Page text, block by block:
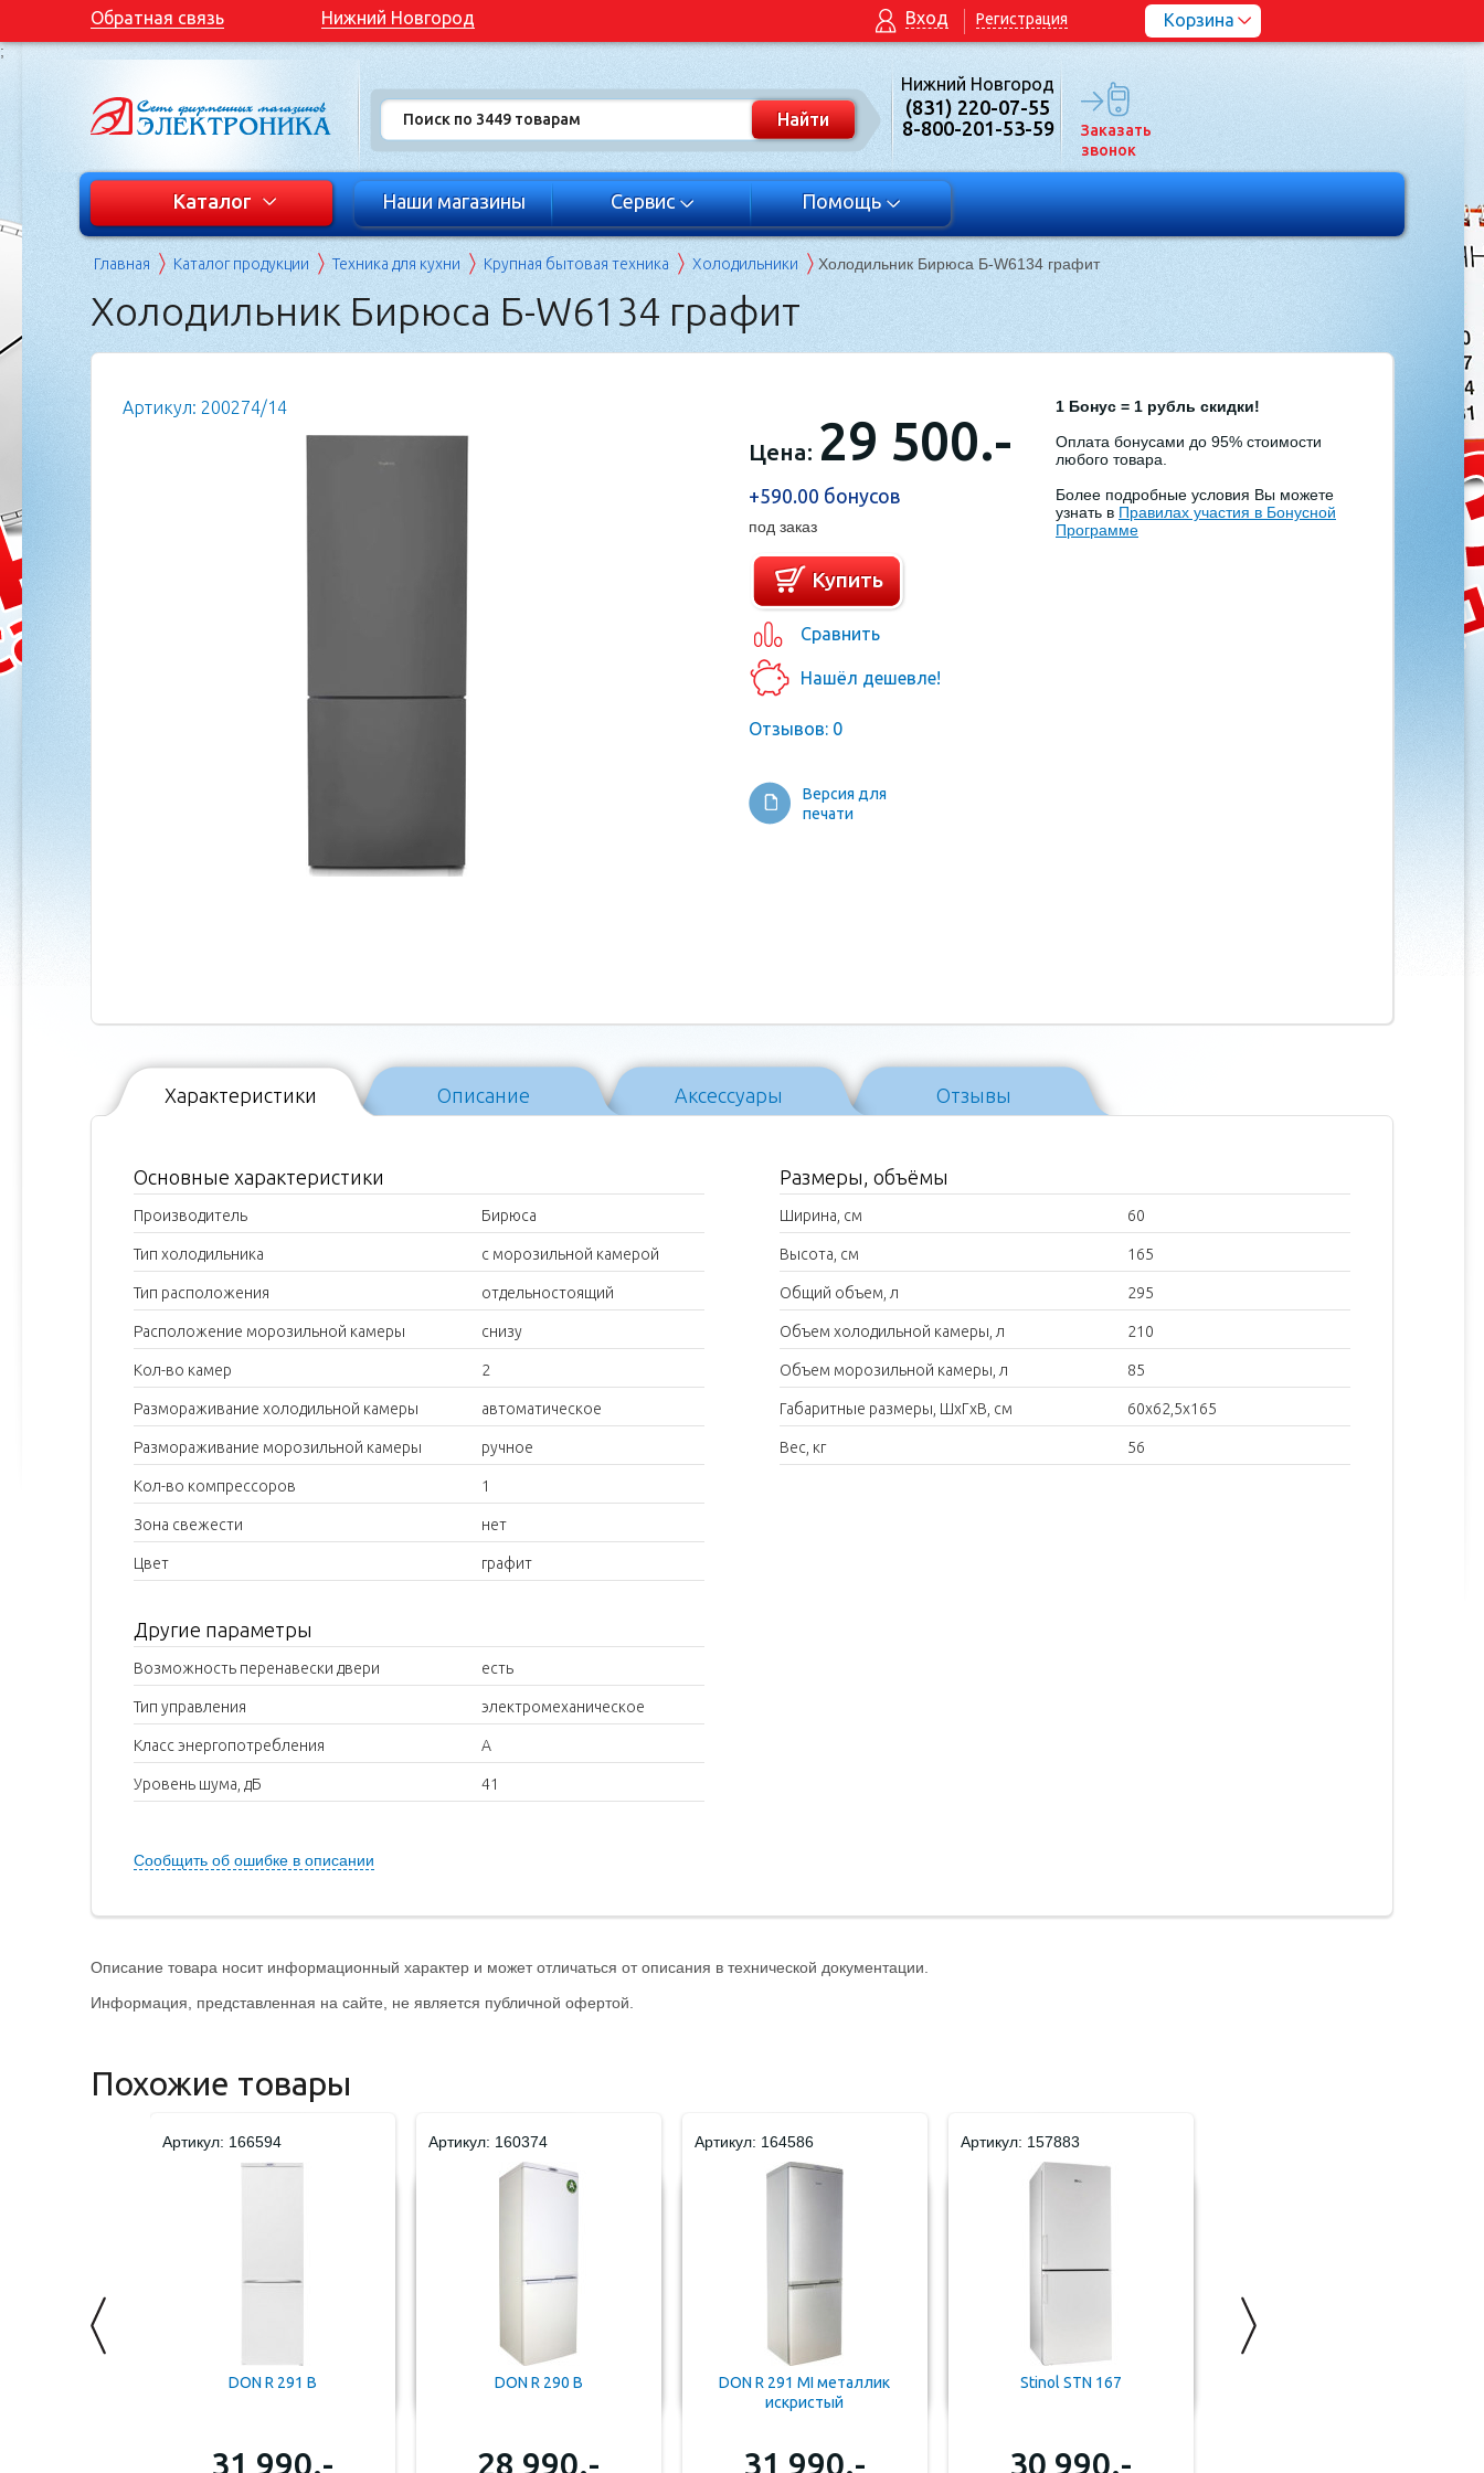
Обратная связь Нижний Новгород Корзина
Вход
Регистрация
;
Нижний Новгород
(831) 220-07-55
8-800-201-53-59
Заказать
звонок
Каталог Наши магазины Сервис Помощь
Главная Каталог продукции Техника для кухни Крупная бытовая техника Холодильники Холодильник Бирюса Б-W6134 графит
Холодильник Бирюса Б-W6134 графит
Артикул: 200274/14
Цена: 29 500.-
+590.00 бонусов
под заказ
Купить
Сравнить
Нашёл дешевле!
Отзывов: 0
Версия для
печати
1 Бонус = 1 рубль скидки!
Оплата бонусами до 95% стоимости
любого товара.
Более подробные условия Вы можете
узнать в Правилах участия в Бонусной
Программе
Характеристики Описание Аксессуары Отзывы
Основные характеристики
Производитель Бирюса
Тип холодильника с морозильной камерой
Тип расположения отдельностоящий
Расположение морозильной камеры снизу
Кол-во камер 2
Размораживание холодильной камеры автоматическое
Размораживание морозильной камеры ручное
Кол-во компрессоров 1
Зона свежести нет
Цвет графит
Другие параметры
Возможность перенавески двери есть
Тип управления электромеханическое
Класс энергопотребления A
Уровень шума, дБ 41
Размеры, объёмы
Ширина, см 60
Высота, см 165
Общий объем, л 295
Объем холодильной камеры, л 210
Объем морозильной камеры, л 85
Габаритные размеры, ШxГxВ, см 60х62,5х165
Вес, кг 56
Сообщить об ошибке в описании
Описание товара носит информационный характер и может отличаться от описания в технической документации.
Информация, представленная на сайте, не является публичной офертой.
Похожие товары
Артикул: 166594
DON R 291 B
31 990.-
Артикул: 160374
DON R 290 B
28 990.-
Артикул: 164586
DON R 291 MI металлик
искристый
31 990.-
Артикул: 157883
Stinol STN 167
30 990.-